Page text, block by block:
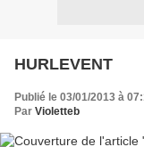
HURLEVENT
Publié le 03/01/2013 à
Par Violetteb